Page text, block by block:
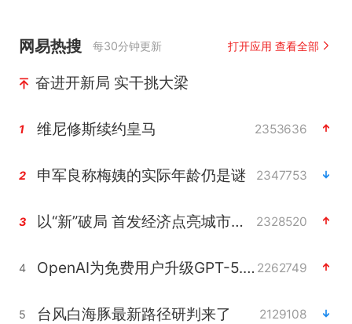
网易热搜 每30分钟更新 打开应用 查看全部
奋进开新局 实干挑大梁
1 维尼修斯续约皇马 2353636
2 申军良称梅姨的实际年龄仍是谜 2347753
3 以“新”破局 首发经济点亮城市消费活力 2328520
4 OpenAI为免费用户升级GPT-5.6 Luna 2262749
5 台风白海豚最新路径研判来了 2129108